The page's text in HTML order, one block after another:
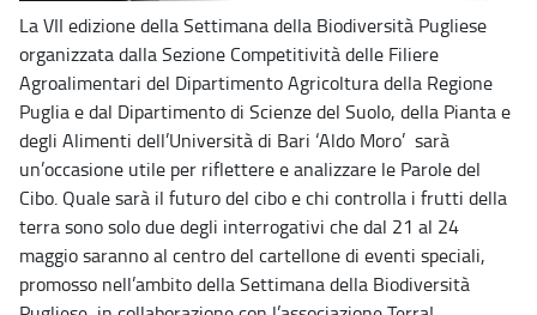
La VII edizione della Settimana della Biodiversità Pugliese
organizzata dalla Sezione Competitività delle Filiere
Agroalimentari del Dipartimento Agricoltura della Regione
Puglia e dal Dipartimento di Scienze del Suolo, della Pianta e
degli Alimenti dell’Università di Bari ‘Aldo Moro’ sarà
un’occasione utile per riflettere e analizzare le Parole del
Cibo. Quale sarà il futuro del cibo e chi controlla i frutti della
terra sono solo due degli interrogativi che dal 21 al 24
maggio saranno al centro del cartellone di eventi speciali,
promosso nell’ambito della Settimana della Biodiversità